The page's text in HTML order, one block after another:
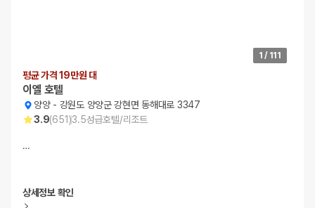
1 / 111
평균 가격 19만원 대
이엘 호텔
양양- 강원도 양양군 강현면 동해대로 3347
3.9(651)3.5성급호텔/리조트
…
상세정보 확인